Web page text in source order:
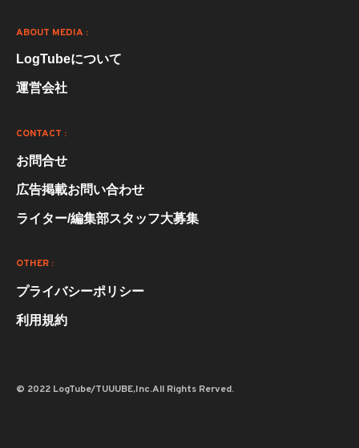
ABOUT MEDIA :
LogTubeについて
運営会社
CONTACT :
お問合せ
広告掲載お問い合わせ
ライター/編集部スタッフ大募集
OTHER :
プライバシーポリシー
利用規約
© 2022 LogTube/TUUUBE,Inc.All Rights Rerved.